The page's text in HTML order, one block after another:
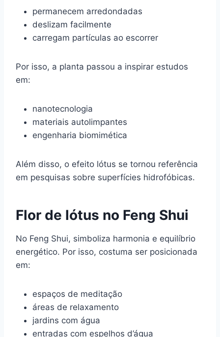
permanecem arredondadas
deslizam facilmente
carregam partículas ao escorrer
Por isso, a planta passou a inspirar estudos
em:
nanotecnologia
materiais autolimpantes
engenharia biomimética
Além disso, o efeito lótus se tornou referência
em pesquisas sobre superfícies hidrofóbicas.
Flor de lótus no Feng Shui
No Feng Shui, simboliza harmonia e equilíbrio
energético. Por isso, costuma ser posicionada
em:
espaços de meditação
áreas de relaxamento
jardins com água
entradas com espelhos d’água